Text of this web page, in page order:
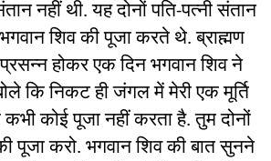
नहीं थी. यह दोनों पति-पत्नी संतान
भगवान शिव की पूजा करते थे. ब्राह्मण
प्रसन्न होकर एक दिन भगवान शिव ने
कि निकट ही जंगल में मेरी एक मूर्ति
कभी कोई पूजा नहीं करता है. तुम दोनों
पूजा करो. भगवान शिव की बात सुनने